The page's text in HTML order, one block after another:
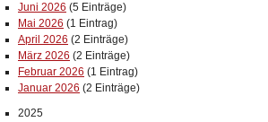
Juni 2026 (5 Einträge)
Mai 2026 (1 Eintrag)
April 2026 (2 Einträge)
März 2026 (2 Einträge)
Februar 2026 (1 Eintrag)
Januar 2026 (2 Einträge)
2025